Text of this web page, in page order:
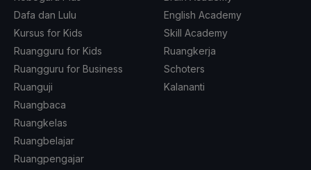
Dafa dan Lulu
Kursus for Kids
Ruangguru for Kids
Ruangguru for Business
Ruanguji
Ruangbaca
Ruangkelas
Ruangbelajar
Ruangpengajar
English Academy
Skill Academy
Ruangkerja
Schoters
Kalananti